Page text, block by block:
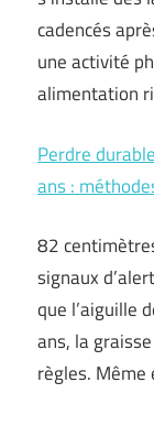
cadencés
une activité
alimentation
Perdre
ans :
82
signaux
que l’aiguille
ans, la
règles.